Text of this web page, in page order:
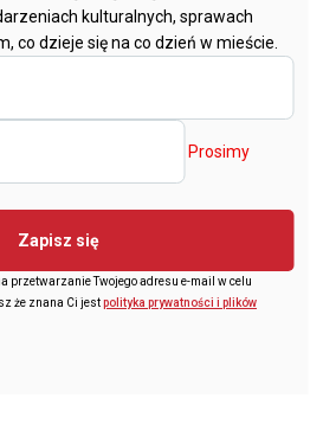
kulturalnych, sprawach
co dzieje się na co dzień w mieście.
Prosimy
Zapisz się
przetwarzanie Twojego adresu e-mail w celu
że znana Ci jestpolityka prywatności i plików